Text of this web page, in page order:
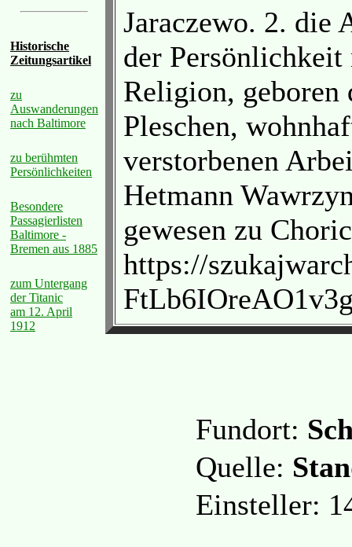
Historische
Zeitungsartikel
zu
Auswanderungen
nach Baltimore
zu berühmten
Persönlichkeiten
Besondere
Passagierlisten
Baltimore -
Bremen aus 1885
zum Untergang
der Titanic
am 12. April
1912
Jaraczewo. 2. die
der
Religion, geboren
Pleschen,
verstorbenen
Hetmann
gewesen zu
https://
Fundort:
Quelle:
Einsteller: